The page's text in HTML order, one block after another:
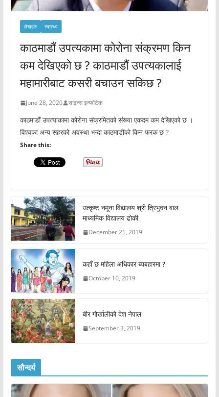
लेखहरु स्वास्थ्य
काठमाडौं उपत्यकामा कोरोना संक्रमण किन
कम देखिएको छ ? काठमाडौं उपत्यकालाई
महामारीबाट कसरी बचाउन सकिछ ?
June 28, 2020 साइन्स इन्फोटेक
काठमाडौं उपत्याकामा कोरोना संक्रमितको संख्या एकदम कम देखिएको छ ।
विश्वका अन्य सहरको अवस्था भन्दा काठमाडौंको किन फरक छ ?
Share this:
उत्कृष्ट नमूना विद्यालय श्री त्रिभुवन बाल
माध्यमिक विद्यालय ढोकी
December 21, 2019
कहाँ छ महिला अधिकार ब्यबहारमा ?
October 10, 2019
बीर गोर्खालीको देश नेपाल
September 3, 2019
सौन्दर्य